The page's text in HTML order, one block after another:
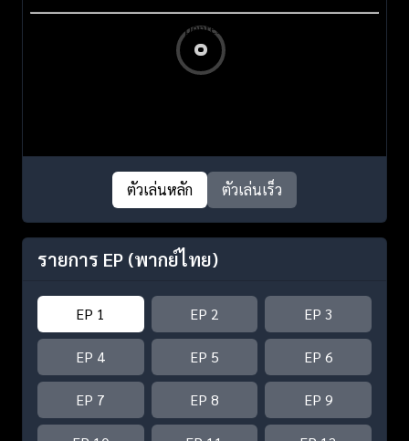
ตัวเล่นหลัก ตัวเล่นเร็ว
รายการ EP (พากย์ไทย)
EP 1 EP 2 EP 3
EP 4 EP 5 EP 6
EP 7 EP 8 EP 9